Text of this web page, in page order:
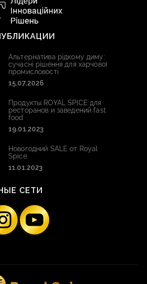
Альтернатива рідкому диму:
сучасні рішення для харчової
промисловості
15.07.2026
Продукты ROYAL SPICE для
ресторанов и заведений fast
food
19.01.2023
Новогодний SALE от Royal
Spice
11.01.2023
СЕТИ